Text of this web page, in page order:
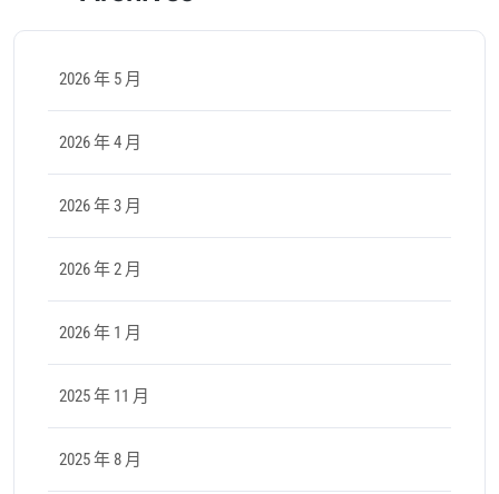
2026 年 5 月
2026 年 4 月
2026 年 3 月
2026 年 2 月
2026 年 1 月
2025 年 11 月
2025 年 8 月